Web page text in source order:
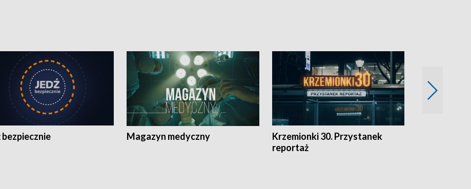
bezpiecznie Magazyn medyczny
Krzemionki 30. Przystanek
reportaż